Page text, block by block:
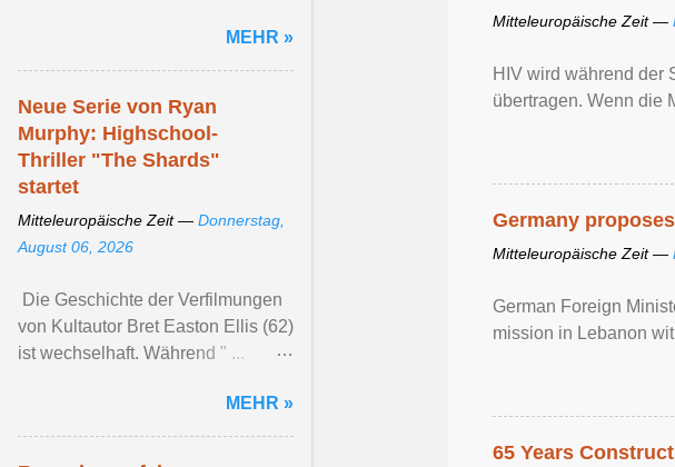
Mitteleuropäische Zeit —
HIV wird während der
übertragen. Wenn die
Germany
Mitteleuropäische Zeit —
German Foreign
mission ​in Lebanon
65 Years
MEHR »
Neue Serie von Ryan
Murphy: Highschool-
Thriller "The Shards"
startet
Mitteleuropäische Zeit — Donnerstag,
August 06, 2026
Die Geschichte der Verfilmungen
von Kultautor Bret Easton Ellis (62)
ist wechselhaft. Während " ...
MEHR »